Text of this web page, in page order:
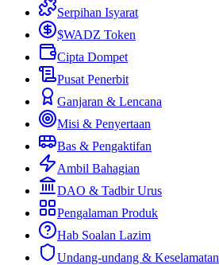
Serpihan Isyarat
$WADZ Token
Cipta Dompet
Pusat Penerbit
Ganjaran & Lencana
Misi & Penyertaan
Bas & Pengaktifan
Ambil Bahagian
DAO & Tadbir Urus
Pengalaman Produk
Hab Soalan Lazim
Undang-undang & Keselamatan